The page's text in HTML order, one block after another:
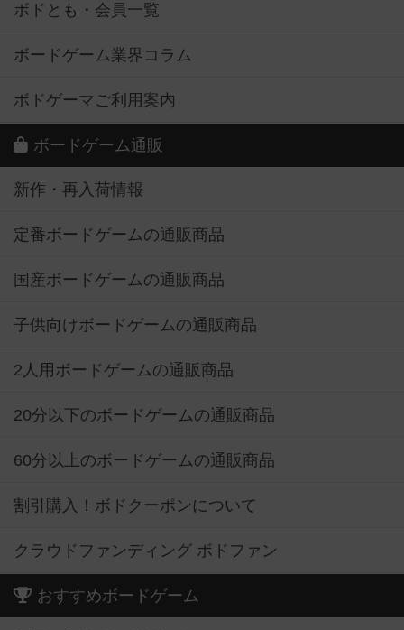
ボドとも・会員一覧
ボードゲーム業界コラム
ボドゲーマご利用案内
ボードゲーム通販
新作・再入荷情報
定番ボードゲームの通販商品
国産ボードゲームの通販商品
子供向けボードゲームの通販商品
2人用ボードゲームの通販商品
20分以下のボードゲームの通販商品
60分以上のボードゲームの通販商品
割引購入！ボドクーポンについて
クラウドファンディング ボドファン
おすすめボードゲーム